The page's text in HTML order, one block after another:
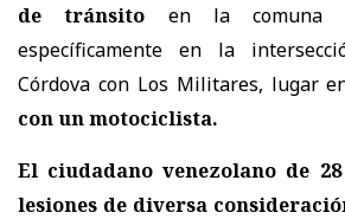
de tránsito en la comuna
específicamente en la
Córdova con Los Militares, lugar
con un motociclista.
El ciudadano venezolano de
lesiones de diversa